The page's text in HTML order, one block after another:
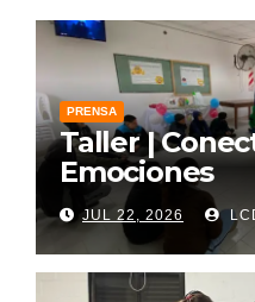
PRENSA
Taller |
Emociones
JUL 22, 2026